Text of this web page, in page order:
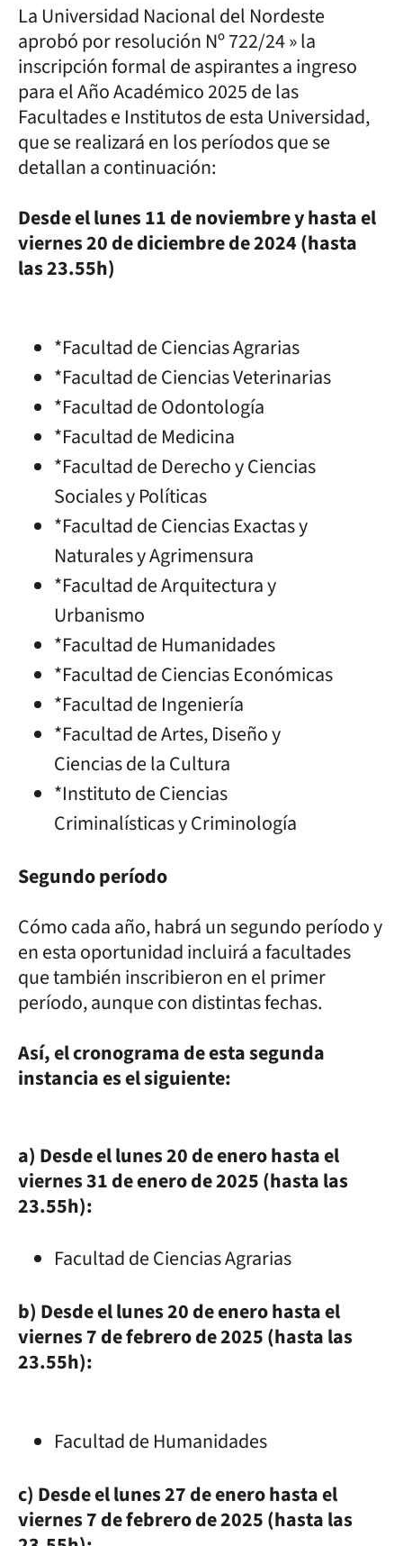
La Universidad Nacional del Nordeste
aprobó por resolución Nº 722/24 » la
inscripción formal de aspirantes a ingreso
para el Año Académico 2025 de las
Facultades e Institutos de esta Universidad,
que se realizará en los períodos que se
detallan a continuación:
Desde el lunes 11 de noviembre y hasta el
viernes 20 de diciembre de 2024 (hasta
las 23.55h)
*Facultad de Ciencias Agrarias
*Facultad de Ciencias Veterinarias
*Facultad de Odontología
*Facultad de Medicina
*Facultad de Derecho y Ciencias
Sociales y Políticas
*Facultad de Ciencias Exactas y
Naturales y Agrimensura
*Facultad de Arquitectura y
Urbanismo
*Facultad de Humanidades
*Facultad de Ciencias Económicas
*Facultad de Ingeniería
*Facultad de Artes, Diseño y
Ciencias de la Cultura
*Instituto de Ciencias
Criminalísticas y Criminología
Segundo período
Cómo cada año, habrá un segundo período y
en esta oportunidad incluirá a facultades
que también inscribieron en el primer
período, aunque con distintas fechas.
Así, el cronograma de esta segunda
instancia es el siguiente:
a) Desde el lunes 20 de enero hasta el
viernes 31 de enero de 2025 (hasta las
23.55h):
Facultad de Ciencias Agrarias
b) Desde el lunes 20 de enero hasta el
viernes 7 de febrero de 2025 (hasta las
23.55h):
Facultad de Humanidades
c) Desde el lunes 27 de enero hasta el
viernes 7 de febrero de 2025 (hasta las